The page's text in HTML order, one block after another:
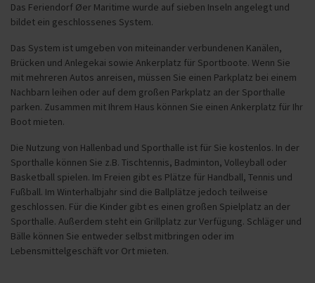
Das Feriendorf Øer Maritime wurde auf sieben Inseln angelegt und
bildet ein geschlossenes System.
Das System ist umgeben von miteinander verbundenen Kanälen,
Brücken und Anlegekai sowie Ankerplatz für Sportboote. Wenn Sie
mit mehreren Autos anreisen, müssen Sie einen Parkplatz bei einem
Nachbarn leihen oder auf dem großen Parkplatz an der Sporthalle
parken. Zusammen mit Ihrem Haus können Sie einen Ankerplatz für Ihr
Boot mieten.
Die Nutzung von Hallenbad und Sporthalle ist für Sie kostenlos. In der
Sporthalle können Sie z.B. Tischtennis, Badminton, Volleyball oder
Basketball spielen. Im Freien gibt es Plätze für Handball, Tennis und
Fußball. Im Winterhalbjahr sind die Ballplätze jedoch teilweise
geschlossen. Für die Kinder gibt es einen großen Spielplatz an der
Sporthalle. Außerdem steht ein Grillplatz zur Verfügung. Schläger und
Bälle können Sie entweder selbst mitbringen oder im
Lebensmittelgeschäft vor Ort mieten.